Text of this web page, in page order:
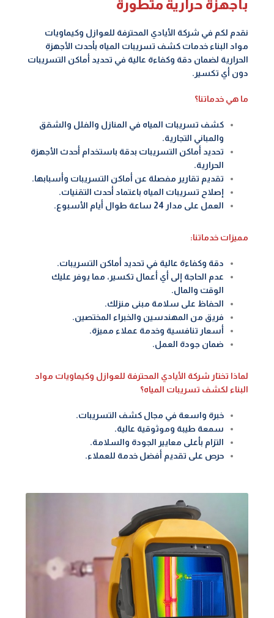
بأجهزة حرارية متطورة
نقدم لكم في ‎شركة الأيادي المحترفة للعوازل وكيماويات
مواد البناء‎ خدمات كشف تسريبات المياه بأحدث الأجهزة
الحرارية لضمان دقة وكفاءة عالية في تحديد أماكن التسريبات
دون أي تكسير.
ما هي خدماتنا؟
كشف تسريبات المياه في المنازل والفلل والشقق
والمباني التجارية.
تحديد أماكن التسريبات بدقة باستخدام أحدث الأجهزة
الحرارية.
تقديم تقارير مفصلة عن أماكن التسريبات وأسبابها.
إصلاح تسريبات المياه باعتماد أحدث التقنيات.
العمل على مدار 24 ساعة طوال أيام الأسبوع.
مميزات خدماتنا:
دقة وكفاءة عالية في تحديد أماكن التسريبات.
عدم الحاجة إلى أي أعمال تكسير، مما يوفر عليك
الوقت والمال.
الحفاظ على سلامة مبنى منزلك.
فريق من المهندسين والخبراء المختصين.
أسعار تنافسية وخدمة عملاء مميزة.
ضمان جودة العمل.
لماذا تختار ‎شركة الأيادي المحترفة للعوازل وكيماويات مواد
البناء‎ لكشف تسريبات المياه؟
خبرة واسعة في مجال كشف التسريبات.
سمعة طيبة وموثوقية عالية.
التزام بأعلى معايير الجودة والسلامة.
حرص على تقديم أفضل خدمة للعملاء.